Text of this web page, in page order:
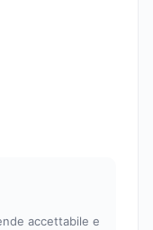
accettabile e